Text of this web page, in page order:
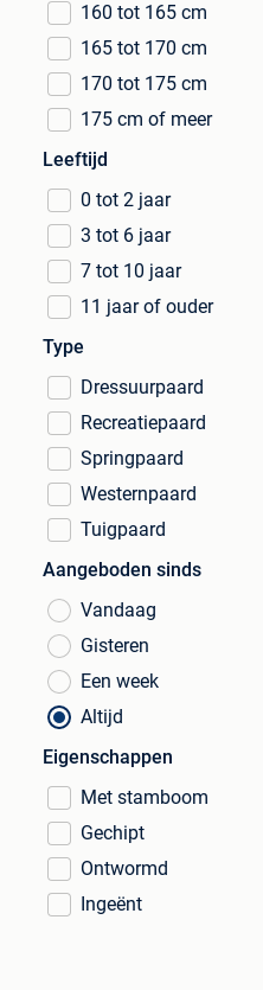
160 tot 165 cm
165 tot 170 cm
170 tot 175 cm
175 cm of meer
Leeftijd
0 tot 2 jaar
3 tot 6 jaar
7 tot 10 jaar
11 jaar of ouder
Type
Dressuurpaard
Recreatiepaard
Springpaard
Westernpaard
Tuigpaard
Aangeboden sinds
Vandaag
Gisteren
Een week
Altijd
Eigenschappen
Met stamboom
Gechipt
Ontwormd
Ingeënt